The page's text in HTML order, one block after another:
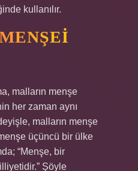
kullanılır.
malların menşe
her zaman aynı
malların menşe
üçüncü bir ülke
“Menşe, bir
Şöyle